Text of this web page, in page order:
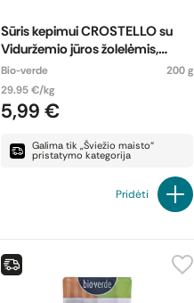
Sūris kepimui CROSTELLO su
Viduržemio jūros žolelėmis,
ekologiškas
Bio-verde
200 g
29.95 €/kg
5,99 €
Galima tik „Šviežio maisto“
pristatymo kategorija
Pridėti